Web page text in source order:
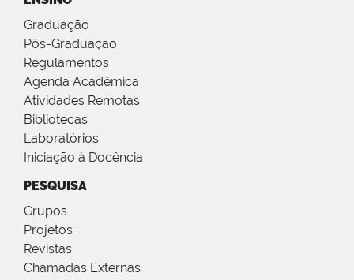
Graduação
Pós-Graduação
Regulamentos
Agenda Acadêmica
Atividades Remotas
Bibliotecas
Laboratórios
Iniciação à Docência
PESQUISA
Grupos
Projetos
Revistas
Chamadas Externas